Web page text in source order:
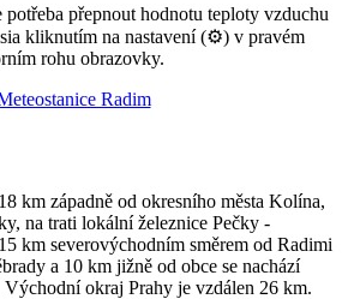
přepnout hodnotu teploty vzduchu
kliknutím na nastavení (⚙) v pravém
rohu obrazovky.
Radim
km západně od okresního města Kolína,
na trati lokální železnice Pečky -
km severovýchodním směrem od Radimi
a 10 km jižně od obce se nachází
okraj Prahy je vzdálen 26 km.